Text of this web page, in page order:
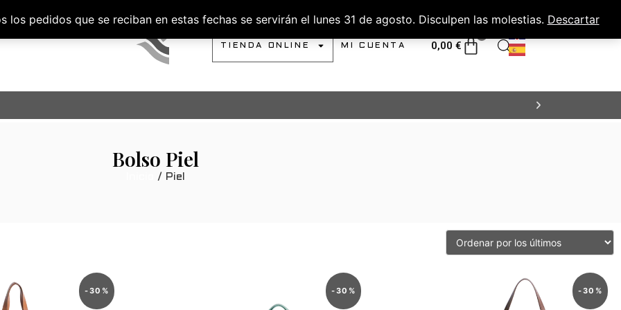
pedidos que se reciban en estas fechas se servirán el lunes 31 de agosto. Disculpen las molestias. Descartar
TIENDA ONLINE MI CUENTA 0,00 €
Bolso Piel
/ Piel
-30 % -30 % -30 %